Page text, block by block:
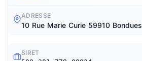
ADRESSE
10 Rue Marie Curie 59910 Bondues
SIRET